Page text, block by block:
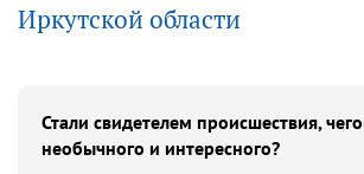
Иркутской области
Стали свидетелем происшествия,
необычного и интересного?